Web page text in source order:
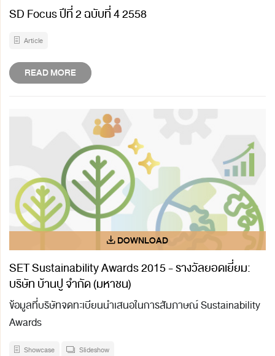
SD Focus ปีที่ 2 ฉบับที่ 4 2558
Article
READ MORE
SET Sustainability Awards 2015 - รางวัลยอดเยี่ยม:
บริษัท บ้านปู จำกัด (มหาชน)
ข้อมูลที่บริษัทจดทะเบียนนำเสนอในการสัมภาษณ์ Sustainability
Awards
Showcase Slideshow